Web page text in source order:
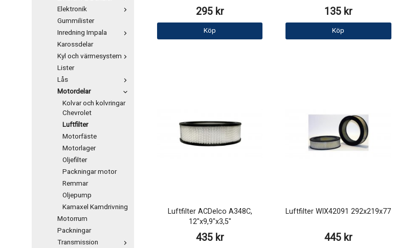
Elektronik
Gummilister
Inredning Impala
Karossdelar
Kyl och värmesystem
Lister
Lås
Motordelar
Kolvar och kolvringar
Chevrolet
Luftfilter
Motorfäste
Motorlager
Oljefilter
Packningar motor
Remmar
Oljepump
Kamaxel Kamdrivning
Motorrum
Packningar
Transmission
295 kr
Köp
135 kr
Köp
Luftfilter ACDelco A348C,
12"x9,9"x3,5"
435 kr
Luftfilter WIX42091 292x219x77
445 kr